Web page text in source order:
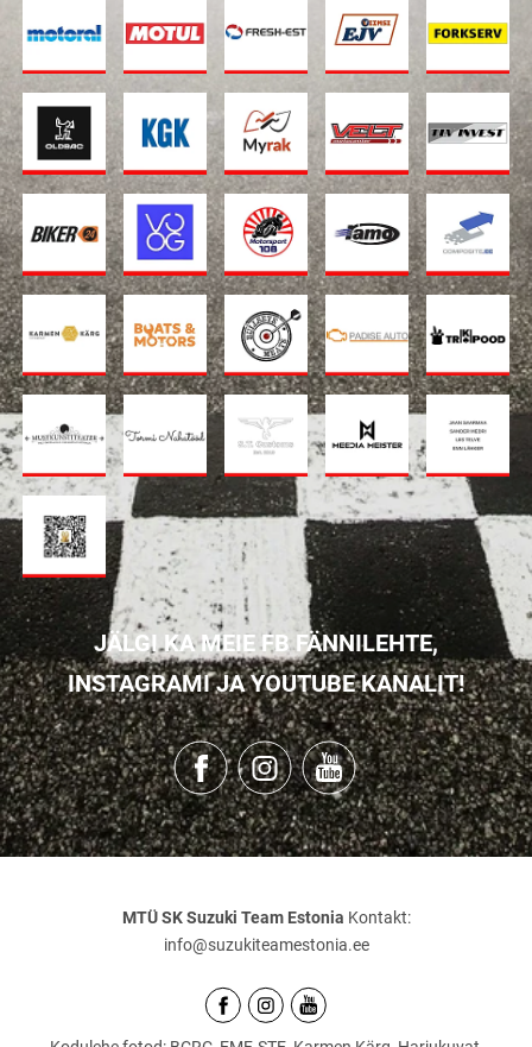
JÄLGI KA MEIE FB FÄNNILEHTE,
INSTAGRAMI JA YOUTUBE KANALIT!
MTÜ SK Suzuki Team Estonia Kontakt:
info@suzukiteamestonia.ee